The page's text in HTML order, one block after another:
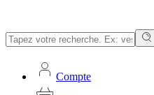
Compte